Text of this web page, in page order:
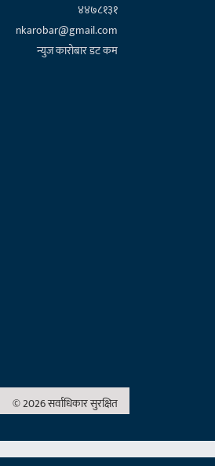
४४७८१३१
nkarobar@gmail.com
न्युज कारोबार डट कम
© 2026 सर्वाधिकार सुरक्षित